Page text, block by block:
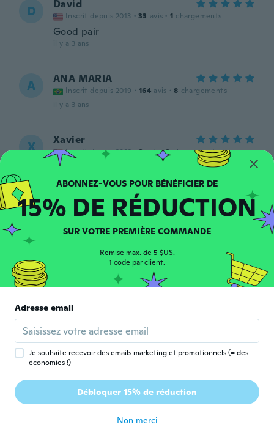
D David
Inscrit depuis 2013 · 33 avis · 1 chargements
Good pair
il y a 3 ans
A ANA MARIA
Inscrit depuis 2019 · 164 avis · 8 chargements
il y a 3 ans
X Xavier
Inscrit depuis 2022 · 2 avis · 2 chargements
il y a 3 ans
F Inscrit depuis 2019
il y a 3 ans
J Jonathan
Inscrit depuis 2019 · 93
Christian
Inscrit depuis 2022 · 12 avis
15% DE RÉDUCTION
SUR VOTRE PREMIÈRE COMMANDE
Remise max. de 5 $US.
1 code par client.
Adresse email
Je souhaite recevoir des emails marketing et promotionnels (= des
économies !)
Débloquer 15% de réduction
Non merci